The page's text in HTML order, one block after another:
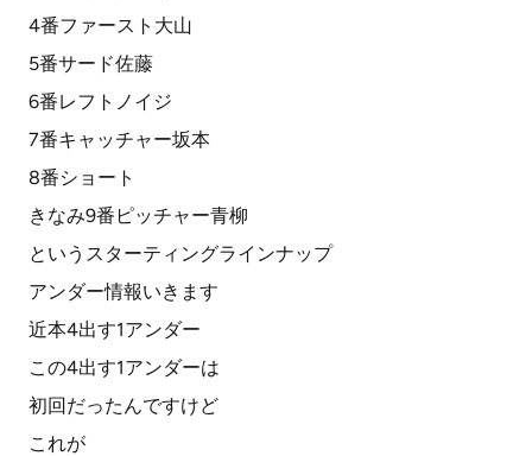
4番ファースト大山
5番サード佐藤
6番レフトノイジ
7番キャッチャー坂本
8番ショート
きなみ9番ピッチャー青柳
というスターティングラインナップ
アンダー情報いきます
近本4出す1アンダー
この4出す1アンダーは
初回だったんですけど
これが